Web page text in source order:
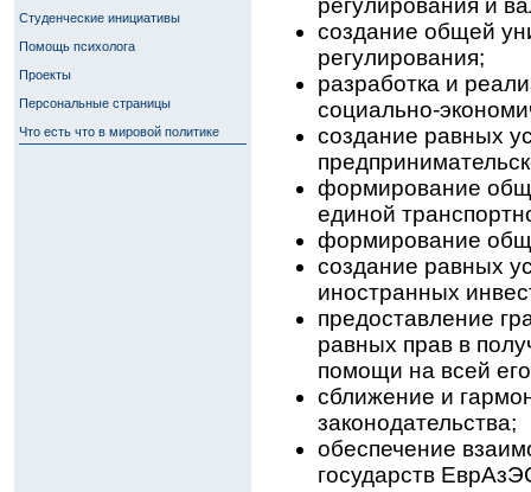
Студенческие инициативы
Помощь психолога
Проекты
Персональные страницы
Что есть что в мировой политике
регулирования и
создание общей
регулирования;
разработка и
социально-
создание равных
формирование
единой
формирование
создание равных
иностранных
предоставление
равных прав в
помощи на всей
сближение и
законодательства;
обеспечение
государств